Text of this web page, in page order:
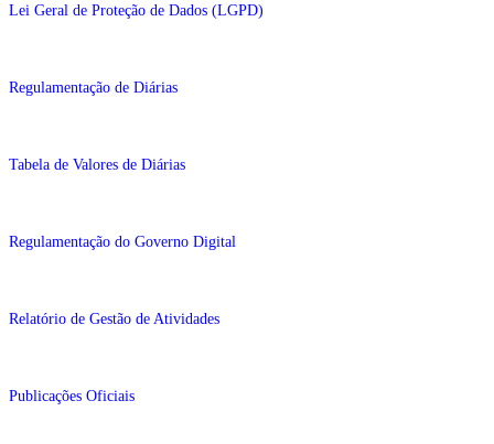
Lei Geral de Proteção de Dados (LGPD)
Regulamentação de Diárias
Tabela de Valores de Diárias
Regulamentação do Governo Digital
Relatório de Gestão de Atividades
Publicações Oficiais